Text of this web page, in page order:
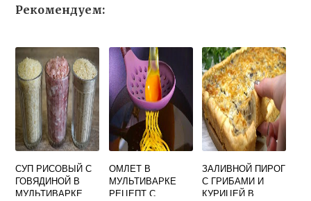
Рекомендуем:
СУП РИСОВЫЙ С
ГОВЯДИНОЙ В
МУЛЬТИВАРКЕ
ОМЛЕТ В
МУЛЬТИВАРКЕ
РЕЦЕПТ С
ЗАЛИВНОЙ ПИРОГ
С ГРИБАМИ И
КУРИЦЕЙ В